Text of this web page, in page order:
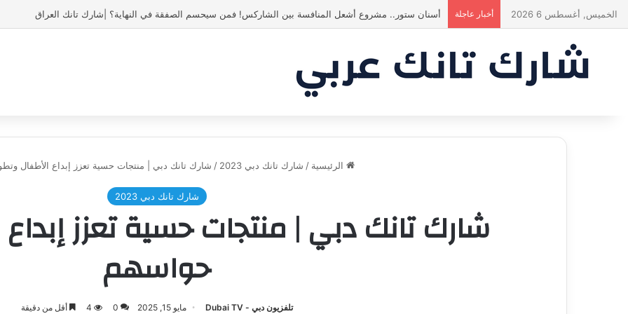
الخميس, أغسطس 6 2026 أخبار عاجلة ياسين منصور كان ليه رأي تاني خالص! انبهر بالفكرة وآمن برائد الأعمال
الرئيسية / شارك تانك دبي 2023 / شارك تانك دبي | منتجات حسية تعزز إبداع الأطفال
شارك تانك دبي 2023
شارك تانك دبي | منتجات حسية تعزز
حواسهم
تلفزيون دبي - Dubai TV مايو 15, 2025 0
4 أقل من دقيقة